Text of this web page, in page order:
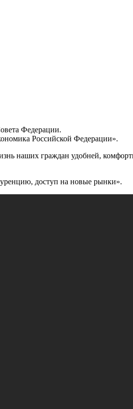
Федерации.
Российской Федерации».
наших граждан удобней,
доступ на новые рынки».